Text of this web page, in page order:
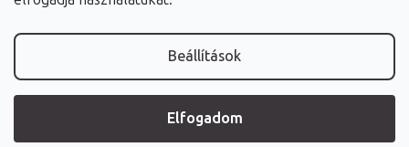
Beállítások
Elfogadom
Fabulo.hu. Minden jog fenntartva.